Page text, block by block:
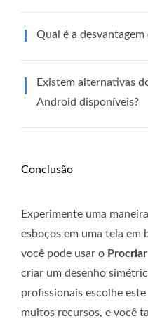
Qual é a
Existem alternativas
Android disponíveis?
Conclusão
Experimente uma
esboços em uma tela em
você pode usar o
criar um desenho
profissionais escolhe
muitos recursos, e você